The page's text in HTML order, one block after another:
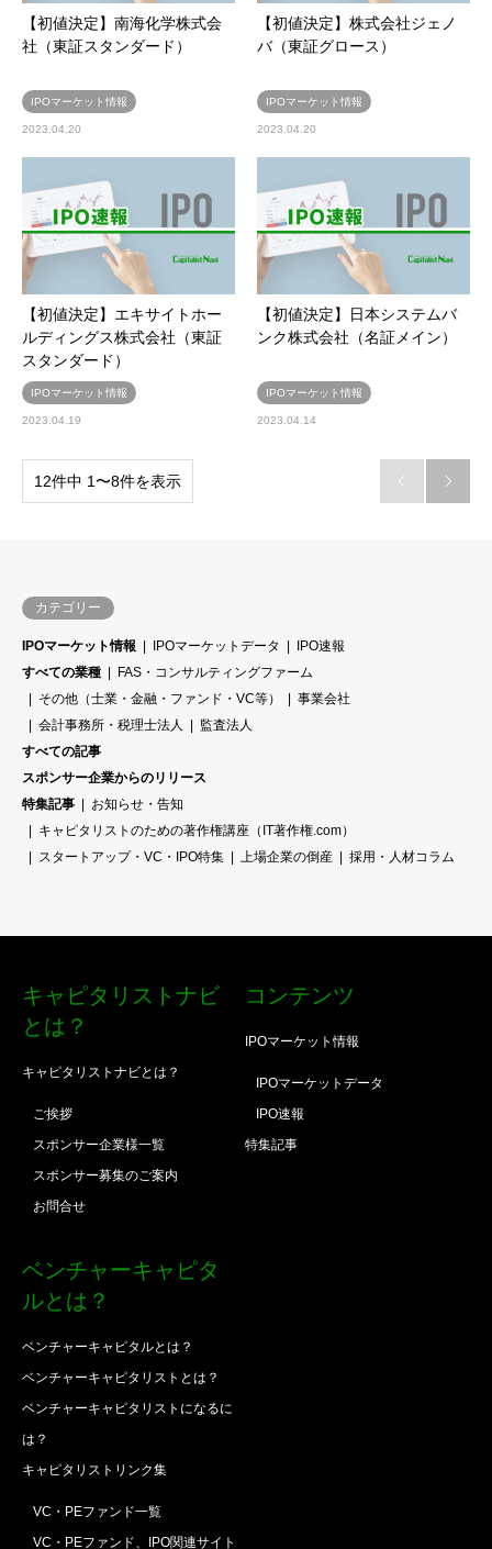
【初値決定】南海化学株式会
社（東証スタンダード）
IPOマーケット情報
2023.04.20
【初値決定】株式会社ジェノ
バ（東証グロース）
IPOマーケット情報
2023.04.20
【初値決定】エキサイトホー
ルディングス株式会社（東証
スタンダード）
IPOマーケット情報
2023.04.19
【初値決定】日本システムバ
ンク株式会社（名証メイン）
IPOマーケット情報
2023.04.14
12件中 1〜8件を表示  
カテゴリー
IPOマーケット情報 IPOマーケットデータ
IPO速報
すべての業種
FAS・コンサルティングファーム
その他（士業・金融・ファンド・VC等）
事業会社
会計事務所・税理士法人
監査法人
すべての記事
スポンサー企業からのリリース
特集記事
お知らせ・告知
キャピタリストのための著作権講座（IT著作権.com）
スタートアップ・VC・IPO特集
上場企業の倒産 採用・人材コラム
キャピタリストナビ
とは？
キャピタリストナビとは？
ご挨拶
スポンサー企業様一覧
スポンサー募集のご案内
お問合せ
コンテンツ
IPOマーケット情報
IPOマーケットデータ
IPO速報
特集記事
ベンチャーキャピタ
ルとは？
ベンチャーキャピタルとは？
ベンチャーキャピタリストとは？
ベンチャーキャピタリストになるに
は？
キャピタリストリンク集
VC・PEファンド一覧
VC・PEファンド、IPO関連サイト